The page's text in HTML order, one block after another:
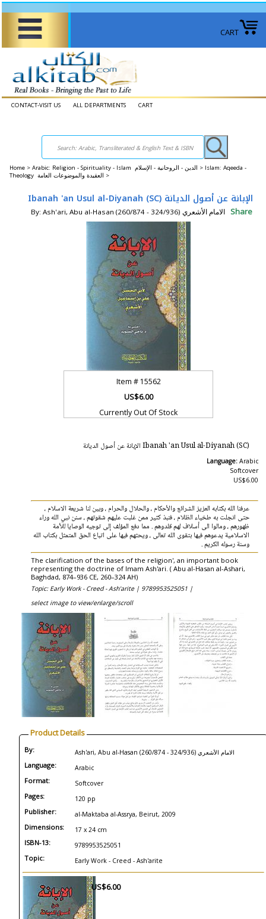
CART
CONTACT-VISIT US ALL DEPARTMENTS CART
Home > Arabic: Religion - Spirituality - Islam الدين - الروحانية - الإسلام > Islam: Aqeeda -
Theology العقيدة والموضوعات العامة >
Ibanah 'an Usul al-Diyanah (SC) الإبانة عن أصول الديانة
By: Ash'ari, Abu al-Hasan (260/874 - 324/936) الامام الأشعري Share
Item # 15562
US$6.00
Currently Out Of Stock
Ibanah 'an Usul al-Diyanah (SC) الإبانة عن أصول الديانة
Language: Arabic
Softcover
US$6.00
عرفنا الله بكتابه العزيز الشرائع والأحكام ، والحلال والحرام ، وبين لنا شريعة الاسلام ،
حتى انجلت به طخياء الظلام ، فنبذ كثير ممن غلبت عليهم شقوتهم ، سنن نبي الله وراء
ظهورهم ، ومالوا الى أسلاف لهم قلدوهم . مما دفع المؤلف إلى توجيه الوصايا للأمة
الاسلامية يدعوهم فيها بتقوى الله تعالى ، ويحثهم فيها على اتباع الحق المتمثل بكتاب الله
وسنة رسوله الكريم .
The clarification of the bases of the religion', an important book
representing the doctrine of Imam Ash'ari. ( Abu al-Hasan al-Ashari,
Baghdad, 874–936 CE, 260–324 AH)
Topic: Early Work - Creed - Ash'arite | 9789953525051 |
select image to view/enlarge/scroll
Product Details
By: Ash'ari, Abu al-Hasan (260/874 - 324/936) الامام الأشعري
Language: Arabic
Format: Softcover
Pages: 120 pp
Publisher: al-Maktaba al-Assrya, Beirut, 2009
Dimensions: 17 x 24 cm
ISBN-13: 9789953525051
Topic: Early Work - Creed - Ash'arite
US$6.00